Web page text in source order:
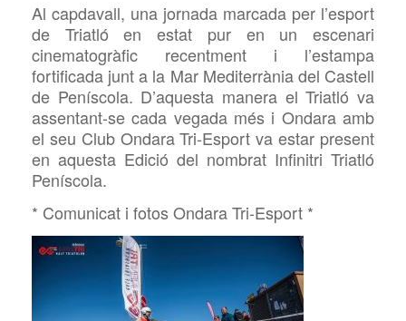
Al capdavall, una jornada marcada per l’esport
de Triatló en estat pur en un escenari
cinematogràfic recentment i l’estampa
fortificada junt a la Mar Mediterrània del Castell
de Peníscola. D’aquesta manera el Triatló va
assentant-se cada vegada més i Ondara amb
el seu Club Ondara Tri-Esport va estar present
en aquesta Edició del nombrat Infinitri Triatló
Peníscola.
* Comunicat i fotos Ondara Tri-Esport *